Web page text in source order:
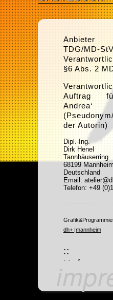
TDG/MD-
§6 Abs. 2
Auftrag
Andrea‘
der Autorin)
Dipl.-Ing.
Dirk Henel
Tannhäuserring
68199 Mannheim
Deutschland
Email:
Telefon: +49
dh+ |mannheim
::
::